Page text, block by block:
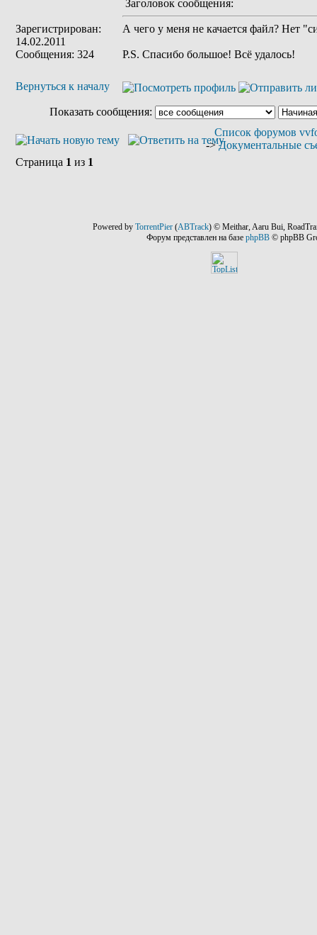
Зарегистрирован:
14.02.2011
Сообщения: 324
Заголовок сообщения:
А чего у меня не качается файл? Нет
P.S. Спасибо большое! Всё удалось!
Вернуться к началу
Показать сообщения:
Список форумов
->Документальные
Страница 1 из 1
Powered by TorrentPier (ABTrack) © Meithar, Aaru Bui,
Форум представлен на базе phpBB© phpBB